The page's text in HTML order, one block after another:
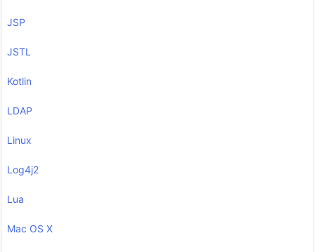
JSP
JSTL
Kotlin
LDAP
Linux
Log4j2
Lua
Mac OS X